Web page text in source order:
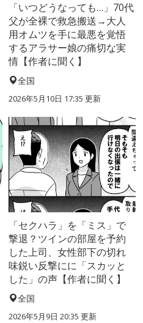
「いつどうなっても…」70代
父が全裸で救急搬送→大人
用オムツを手に最悪を覚悟
するアラサー娘の痛切な実
情【作者に聞く】
全国
2026年5月10日 17:35 更新
「セクハラ」を「ミス」で
撃退？ツインの部屋を予約
した上司、女性部下の切れ
味鋭い反撃にに「スカッと
した」の声【作者に聞く】
全国
2026年5月9日 20:35 更新